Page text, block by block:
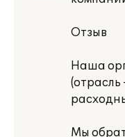
Отзыв
Наша
Мы